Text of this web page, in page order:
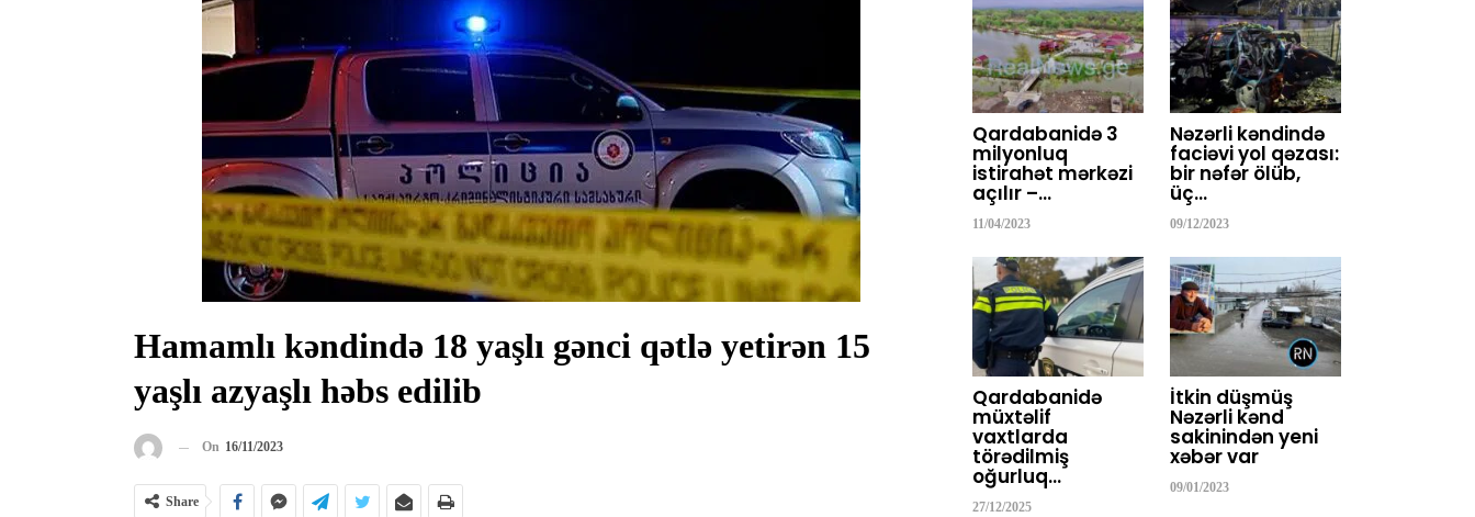
Hamamlı kəndində 18 yaşlı gənci qətlə yetirən 15
yaşlı azyaşlı həbs edilib
On 16/11/2023
Share
Qardabanidə 3
milyonluq
istirahət mərkəzi
açılır –…
11/04/2023
Nəzərli kəndində
faciəvi yol qəzası:
bir nəfər ölüb,
üç…
09/12/2023
Qardabanidə
müxtəlif
vaxtlarda
törədilmiş
oğurluq…
27/12/2025
İtkin düşmüş
Nəzərli kənd
sakinindən yeni
xəbər var
09/01/2023